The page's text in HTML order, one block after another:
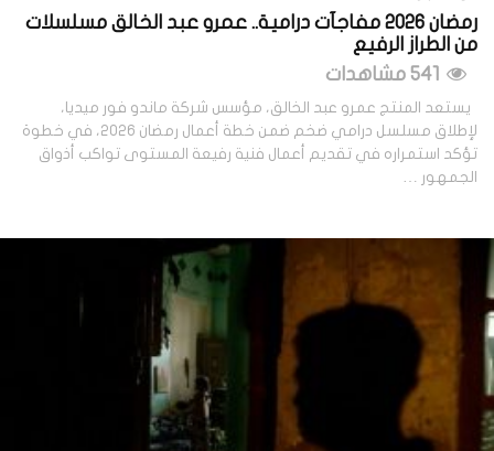
رمضان 2026 مفاجآت درامية.. عمرو عبد الخالق مسلسلات
من الطراز الرفيع
يستعد المنتج عمرو عبد الخالق، مؤسس شركة ماندو فور ميديا،
لإطلاق مسلسل درامي ضخم ضمن خطة أعمال رمضان 2026، في خطوة
تؤكد استمراره في تقديم أعمال فنية رفيعة المستوى تواكب أذواق
الجمهور …